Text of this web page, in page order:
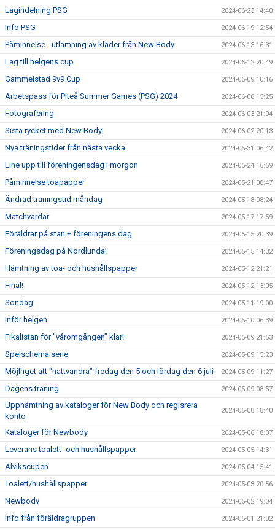
Lagindelning PSG 2024-06-23 14:40
Info PSG 2024-06-19 12:54
Påminnelse - utlämning av kläder från New Body 2024-06-13 16:31
Lag till helgens cup 2024-06-12 20:49
Gammelstad 9v9 Cup 2024-06-09 10:16
Arbetspass för Piteå Summer Games (PSG) 2024 2024-06-06 15:25
Fotografering 2024-06-03 21:04
Sista rycket med New Body! 2024-06-02 20:13
Nya träningstider från nästa vecka 2024-05-31 06:42
Line upp till föreningensdag i morgon 2024-05-24 16:59
Påminnelse toapapper 2024-05-21 08:47
Ändrad träningstid måndag 2024-05-18 08:24
Matchvärdar 2024-05-17 17:59
Föräldrar på stan + föreningens dag 2024-05-15 20:39
Föreningsdag på Nordlunda! 2024-05-15 14:32
Hämtning av toa- och hushållspapper 2024-05-12 21:21
Final! 2024-05-12 13:05
Söndag 2024-05-11 19:00
Inför helgen 2024-05-10 06:39
Fikalistan för "våromgången" klar! 2024-05-09 21:53
Spelschema serie 2024-05-09 15:23
Möjlhget att "nattvandra" fredag den 5 och lördag den 6 juli 2024-05-09 11:27
Dagens träning 2024-05-09 08:57
Upphämtning av kataloger för New Body och regisrera
konto
2024-05-08 18:40
Kataloger för Newbody 2024-05-06 18:07
Leverans toalett- och hushållspapper 2024-05-05 14:31
Alvikscupen 2024-05-04 15:41
Toalett/hushållspapper 2024-05-03 20:56
Newbody 2024-05-02 19:04
Info från föräldragruppen 2024-05-01 21:32